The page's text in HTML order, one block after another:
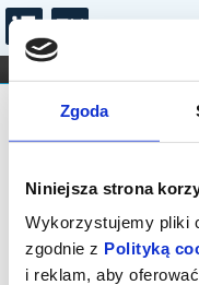
Zgoda
Niniejsza strona
Wykorzystujemy pliki
zgodnie z Polityką
i reklam, aby
FILHARMONIA
DLA DZIECI
Kino
Repertuar